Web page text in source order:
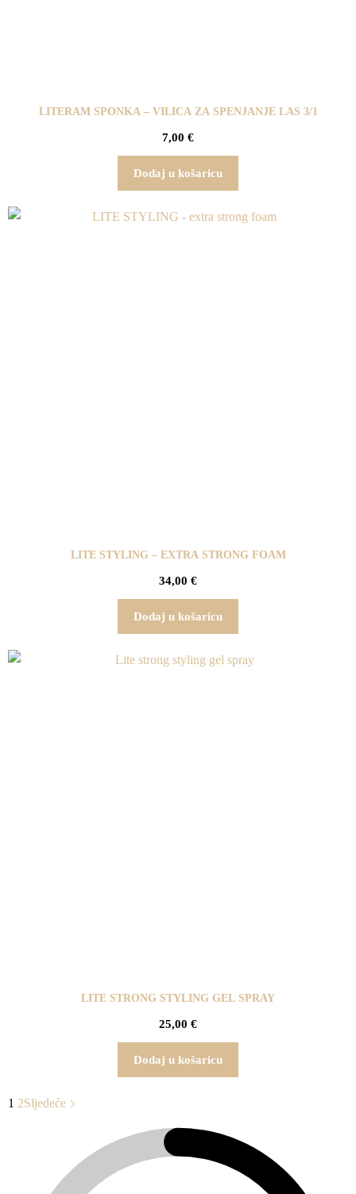
LITERAM SPONKA – VILICA ZA SPENJANJE LAS 3/1
7,00 €
Dodaj u košaricu
LITE STYLING – EXTRA STRONG FOAM
34,00 €
Dodaj u košaricu
LITE STRONG STYLING GEL SPRAY
25,00 €
Dodaj u košaricu
1 2Sljedeće